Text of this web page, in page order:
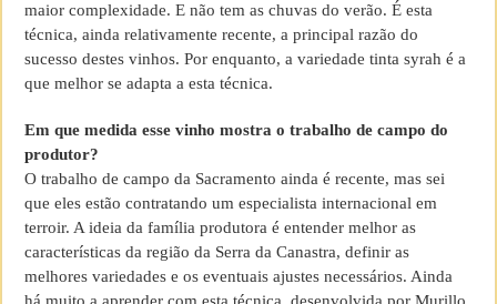
maior complexidade. E não tem as chuvas do verão. É esta
técnica, ainda relativamente recente, a principal razão do
sucesso destes vinhos. Por enquanto, a variedade tinta syrah é a
que melhor se adapta a esta técnica.
Em que medida esse vinho mostra o trabalho de campo do
produtor?
O trabalho de campo da Sacramento ainda é recente, mas sei
que eles estão contratando um especialista internacional em
terroir. A ideia da família produtora é entender melhor as
características da região da Serra da Canastra, definir as
melhores variedades e os eventuais ajustes necessários. Ainda